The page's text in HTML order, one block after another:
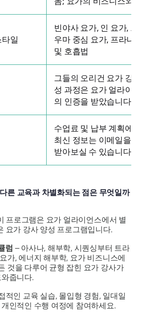
일
빈야사 요가, 인 요가, 트
우마 중심 요가, 프라나
및 호흡법
그들의 오리건 요가 강
성 과정은 요가 얼라이
의 인증을 받았습니다.
수업료 및 납부 계획에
최신 정보는 이메일을
받아보실 수 있습니다.
른 교육과 차별화되는 점은 무엇일까
프로그램은 요가 얼라이언스에서 별
요가 강사 양성 프로그램입니다.
럼 – 아사나, 해부학, 시퀀싱부터 트라
가, 에너지 해부학, 요가 비즈니스에
것을 다루어 균형 잡힌 요가 강사가
줍니다.
적인 교육 실습, 몰입형 경험, 일대일
인적인 수행 여정에 참여하세요.